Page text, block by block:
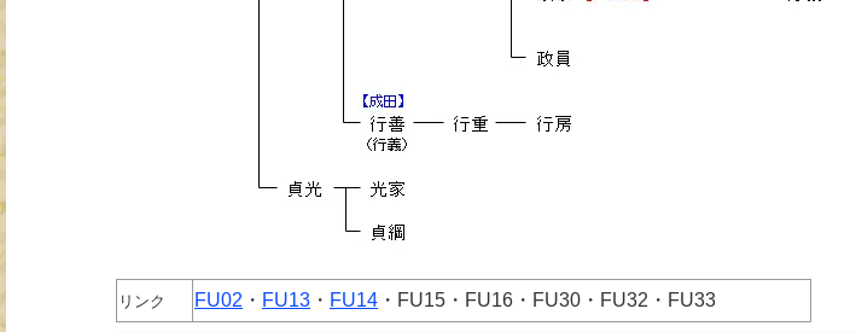
リンク FU02 ・ FU13 ・ FU14 ・FU15・FU16・FU30・FU32・FU33